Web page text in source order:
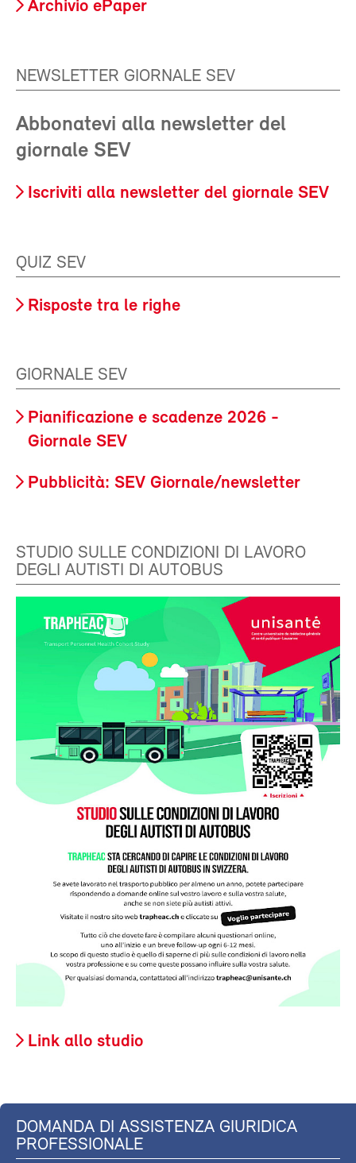
Archivio ePaper
NEWSLETTER GIORNALE SEV
Abbonatevi alla newsletter del
giornale SEV
Iscriviti alla newsletter del giornale SEV
QUIZ SEV
Risposte tra le righe
GIORNALE SEV
Pianificazione e scadenze 2026 -
Giornale SEV
Pubblicità: SEV Giornale/newsletter
STUDIO SULLE CONDIZIONI DI LAVORO
DEGLI AUTISTI DI AUTOBUS
Link allo studio
DOMANDA DI ASSISTENZA GIURIDICA
PROFESSIONALE